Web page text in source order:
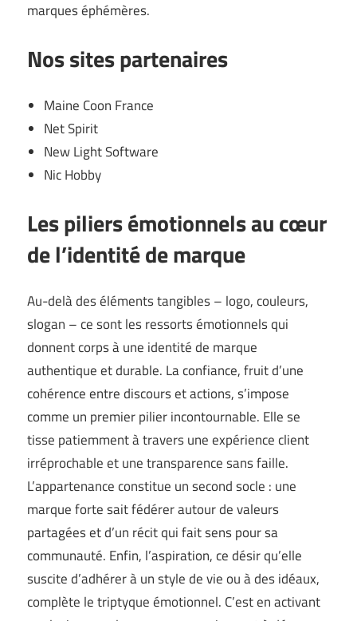
marques éphémères.
Nos sites partenaires
Maine Coon France
Net Spirit
New Light Software
Nic Hobby
Les piliers émotionnels au cœur
de l’identité de marque
Au-delà des éléments tangibles – logo, couleurs,
slogan – ce sont les ressorts émotionnels qui
donnent corps à une identité de marque
authentique et durable. La confiance, fruit d’une
cohérence entre discours et actions, s’impose
comme un premier pilier incontournable. Elle se
tisse patiemment à travers une expérience client
irréprochable et une transparence sans faille.
L’appartenance constitue un second socle : une
marque forte sait fédérer autour de valeurs
partagées et d’un récit qui fait sens pour sa
communauté. Enfin, l’aspiration, ce désir qu’elle
suscite d’adhérer à un style de vie ou à des idéaux,
complète le triptyque émotionnel. C’est en activant